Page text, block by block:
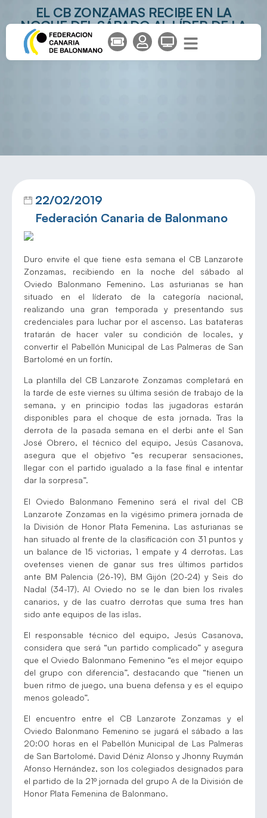
EL CB ZONZAMAS RECIBE EN LA
NOCHE DEL SÁBADO AL LÍDER DE LA
CATEGORÍA
22/02/2019
Federación Canaria de Balonmano
Duro envite el que tiene esta semana el CB Lanzarote
Zonzamas, recibiendo en la noche del sábado al
Oviedo Balonmano Femenino. Las asturianas se han
situado en el líderato de la categoría nacional,
realizando una gran temporada y presentando sus
credenciales para luchar por el ascenso. Las batateras
tratarán de hacer valer su condición de locales, y
convertir el Pabellón Municipal de Las Palmeras de San
Bartolomé en un fortín.
La plantilla del CB Lanzarote Zonzamas completará en
la tarde de este viernes su última sesión de trabajo de la
semana, y en principio todas las jugadoras estarán
disponibles para el choque de esta jornada. Tras la
derrota de la pasada semana en el derbi ante el San
José Obrero, el técnico del equipo, Jesús Casanova,
asegura que el objetivo “es recuperar sensaciones,
llegar con el partido igualado a la fase final e intentar
dar la sorpresa”.
El Oviedo Balonmano Femenino será el rival del CB
Lanzarote Zonzamas en la vigésimo primera jornada de
la División de Honor Plata Femenina. Las asturianas se
han situado al frente de la clasificación con 31 puntos y
un balance de 15 victorias, 1 empate y 4 derrotas. Las
ovetenses vienen de ganar sus tres últimos partidos
ante BM Palencia (26-19), BM Gijón (20-24) y Seis do
Nadal (34-17). Al Oviedo no se le dan bien los rivales
canarios, y de las cuatro derrotas que suma tres han
sido ante equipos de las islas.
El responsable técnico del equipo, Jesús Casanova,
considera que será “un partido complicado” y asegura
que el Oviedo Balonmano Femenino “es el mejor equipo
del grupo con diferencia”, destacando que “tienen un
buen ritmo de juego, una buena defensa y es el equipo
menos goleado”.
El encuentro entre el CB Lanzarote Zonzamas y el
Oviedo Balonmano Femenino se jugará el sábado a las
20:00 horas en el Pabellón Municipal de Las Palmeras
de San Bartolomé. David Déniz Alonso y Jhonny Ruymán
Afonso Hernández, son los colegiados designados para
el partido de la 21º jornada del grupo A de la División de
Honor Plata Femenina de Balonmano.